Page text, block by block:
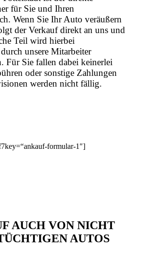
für Sie und Ihren
Wenn Sie Ihr Auto veräußern
der Verkauf direkt an uns und
Teil wird hierbei
unsere Mitarbeiter
Für Sie fallen dabei keinerlei
oder sonstige Zahlungen
werden nicht fällig.
formular-1″]
AUCH VON NICHT
AUTOS